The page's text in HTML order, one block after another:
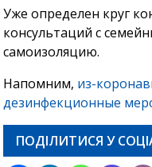
Уже определен круг
консультаций с
самоизоляцию.
Напомним, из-
дезинфекционные
ПОДІЛИТИСЯ У